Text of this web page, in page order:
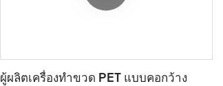
ประกันได้ว่าผลิตภัณฑ์นี้มีคุณสมบัติที่หลากหลาย
ผู้ผลิตเครื่องทำขวด PET แบบคอกว้าง